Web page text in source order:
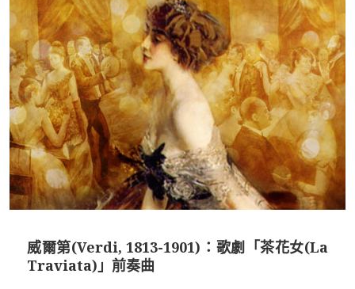
威爾第(Verdi, 1813-1901)：歌劇「茶花女(La
Traviata)」前奏曲